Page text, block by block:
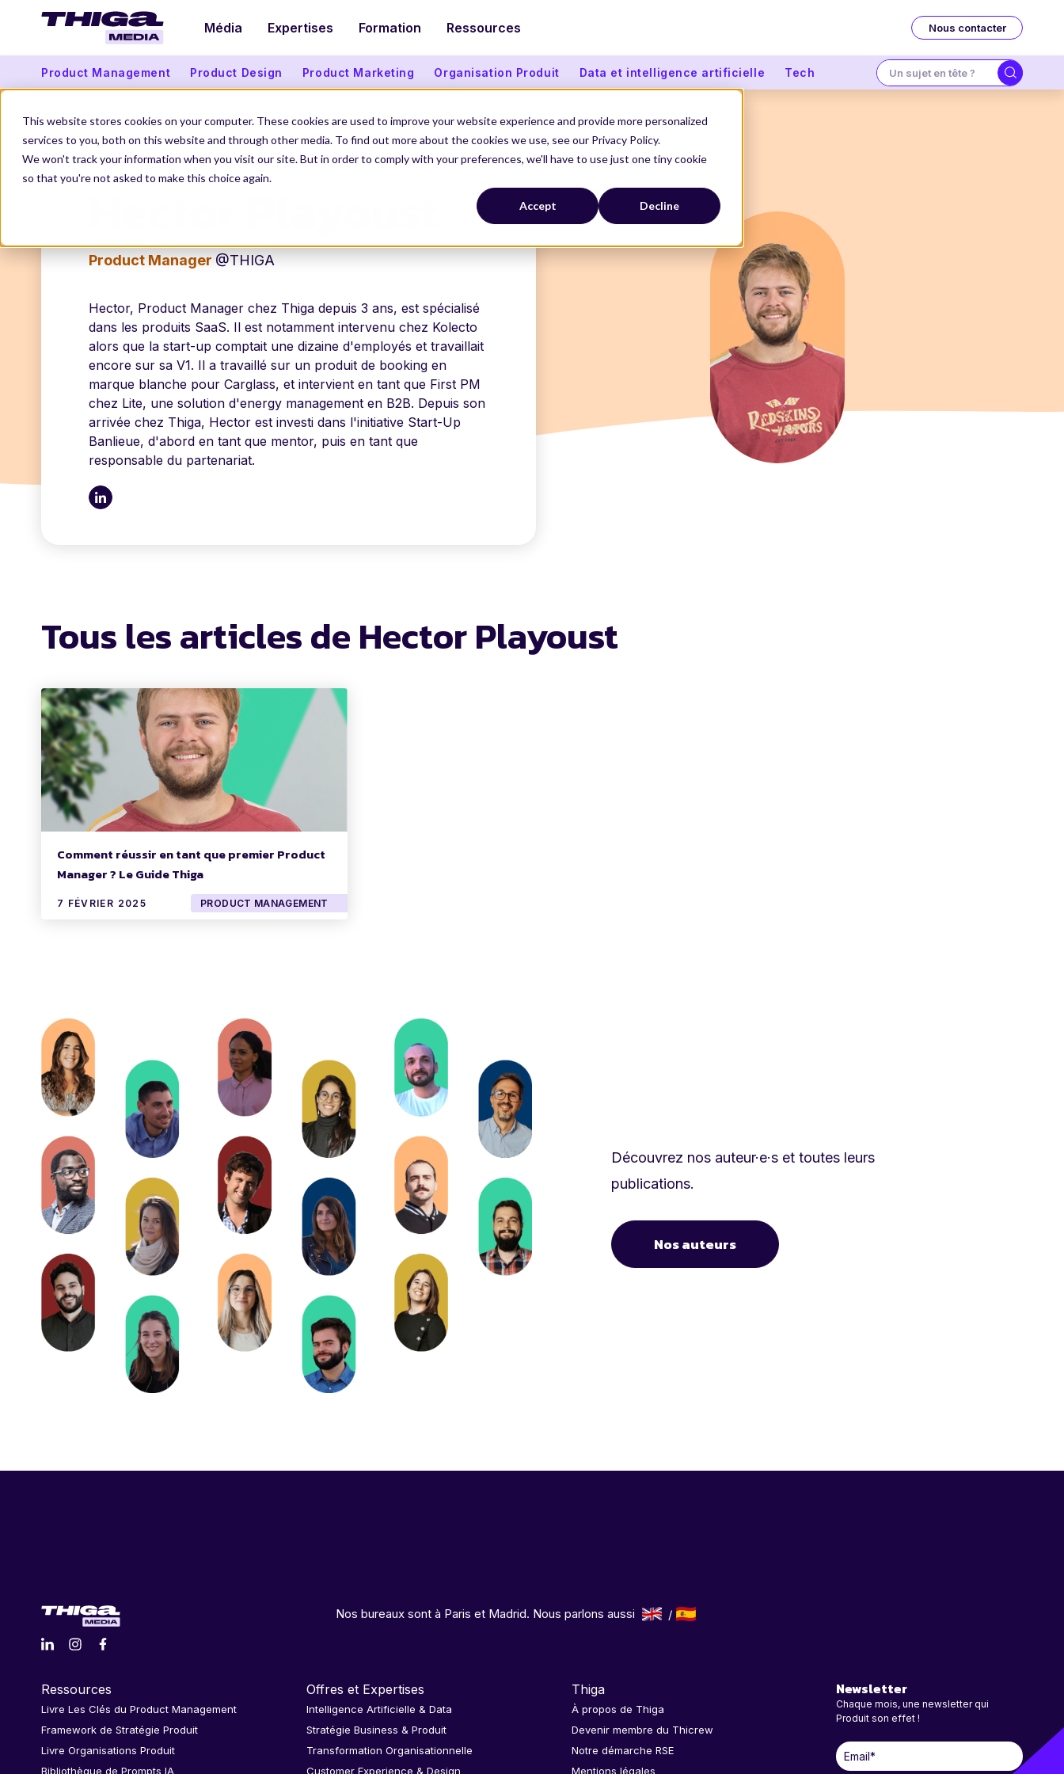
This website stores cookies on your computer. These cookies are used to improve your website experience and provide more personalized
services to you, both on this website and through other media. To find out more about the cookies we use, see our Privacy Policy.
We won't track your information when you visit our site. But in order to comply with your preferences, we'll have to use just one tiny cookie
so that you're not asked to make this choice again.
Accept Decline
Média Expertises Formation Ressources Nous contacter
Product Management Product Design Product Marketing Organisation Produit Data et intelligence artificielle Tech
THIGA MEDIA NOS AUTEURS HECTOR PLAYOUST
Product Manager @THIGA
Hector, Product Manager chez Thiga depuis 3 ans, est spécialisé
dans les produits SaaS. Il est notamment intervenu chez Kolecto
alors que la start-up comptait une dizaine d'employés et travaillait
encore sur sa V1. Il a travaillé sur un produit de booking en
marque blanche pour Carglass, et intervient en tant que First PM
chez Lite, une solution d'energy management en B2B. Depuis son
arrivée chez Thiga, Hector est investi dans l'initiative Start-Up
Banlieue, d'abord en tant que mentor, puis en tant que
responsable du partenariat.
Tous les articles de Hector Playoust
Comment réussir en tant que premier Product
Manager ? Le Guide Thiga
7 FÉVRIER 2025 PRODUCT MANAGEMENT
Découvrez nos auteur·e·s et toutes leurs
publications.
Nos auteurs
Nos bureaux sont à Paris et Madrid. Nous parlons aussi
Ressources
Livre Les Clés du Product Management
Framework de Stratégie Produit
Livre Organisations Produit
Bibliothèque de Prompts IA
Offres et Expertises
Intelligence Artificielle & Data
Stratégie Business & Produit
Transformation Organisationnelle
Customer Experience & Design
Thiga
À propos de Thiga
Devenir membre du Thicrew
Notre démarche RSE
Mentions légales
Newsletter
Chaque mois, une newsletter qui
Produit son effet !